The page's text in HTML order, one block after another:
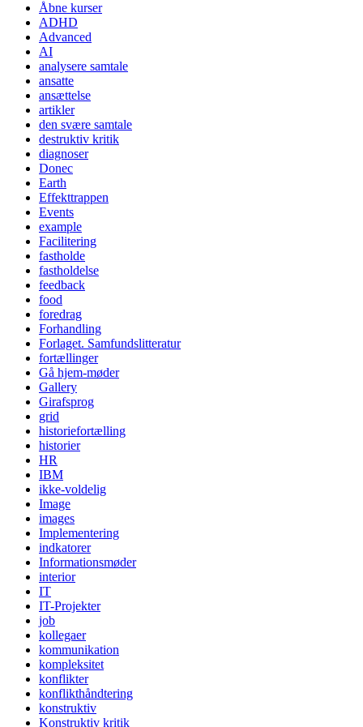
Åbne kurser
ADHD
Advanced
AI
analysere samtale
ansatte
ansættelse
artikler
den svære samtale
destruktiv kritik
diagnoser
Donec
Earth
Effekttrappen
Events
example
Facilitering
fastholde
fastholdelse
feedback
food
foredrag
Forhandling
Forlaget. Samfundslitteratur
fortællinger
Gå hjem-møder
Gallery
Girafsprog
grid
historiefortælling
historier
HR
IBM
ikke-voldelig
Image
images
Implementering
indkatorer
Informationsmøder
interior
IT
IT-Projekter
job
kollegaer
kommunikation
kompleksitet
konflikter
konflikthåndtering
konstruktiv
Konstruktiv kritik